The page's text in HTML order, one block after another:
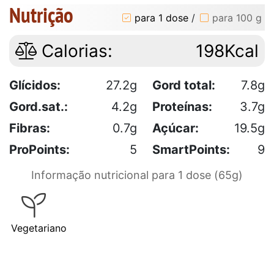
Nutrição para 1 dose / para 100 g
Calorias: 198Kcal
Glícidos: 27.2g Gord total:
7.8g
Gord.sat.:
4.2g Proteínas:
3.7g
Fibras:
0.7g Açúcar:
19.5g
ProPoints:
5 SmartPoints: 9
Informação nutricional para 1 dose (65g)
Vegetariano